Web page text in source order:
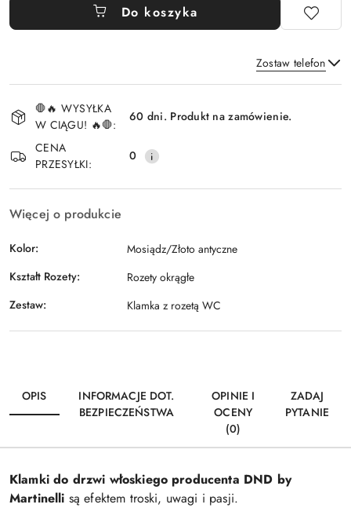
Do koszyka
Zostaw telefon
Dostępność
i
dostawa
🛑🔥 WYSYŁKA
W CIĄGU! 🔥🛑:
60 dni. Produkt na zamówienie.
CENA
PRZESYŁKI:
0
Więcej o produkcie
Kolor:
Mosiądz/Złoto antyczne
Kształt Rozety:
Rozety okrągłe
Zestaw:
Klamka z rozetą WC
OPIS
INFORMACJE DOT.
BEZPIECZEŃSTWA
OPINIE I
OCENY
(0)
ZADAJ
PYTANIE
Klamki do drzwi włoskiego producenta DND by
Martinelli są efektem troski, uwagi i pasji.